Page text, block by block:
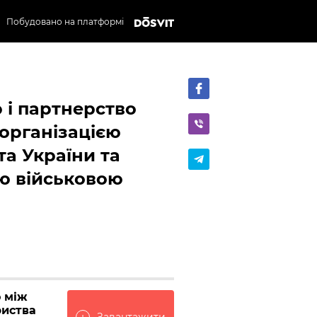
Побудовано на платформі
партнерство
України та
військовою
між